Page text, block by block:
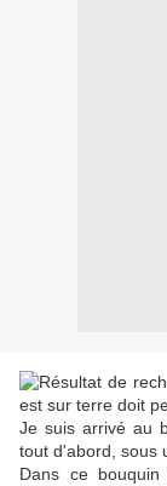
Je suis arrivé au
tout d'abord, sous
Dans ce